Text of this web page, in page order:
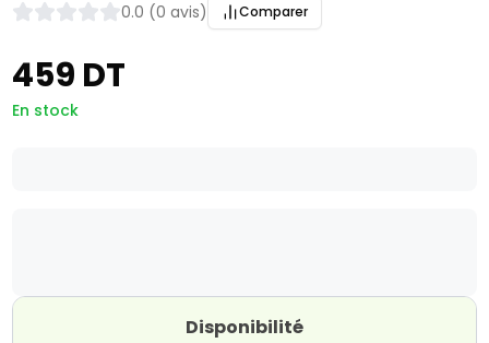
0.0 (0 avis) Comparer
459 DT
En stock
Disponibilité